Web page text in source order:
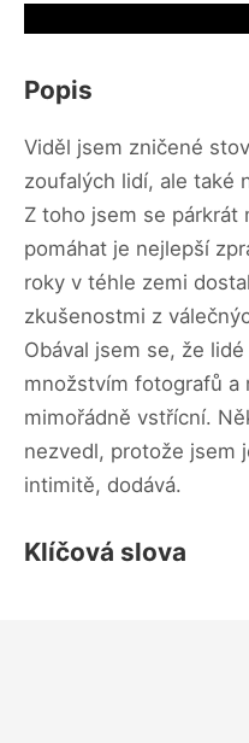
Popis
Viděl jsem zničené
zoufalých lidí, ale také
Z toho jsem se párkrát
pomáhat je nejlepší
roky v téhle zemi
zkušenostmi z
Obával jsem se, že
množstvím fotografů a
mimořádně vstřícní.
nezvedl, protože jsem
intimitě, dodává.
Klíčová slova